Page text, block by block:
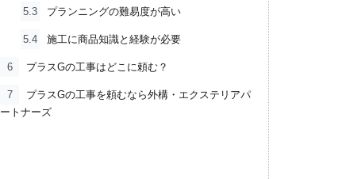
5.3 プランニングの難易度が高い
5.4 施工に商品知識と経験が必要
6 プラスGの工事はどこに頼む？
7
プラスGの工事を頼むなら外構・エクステリアパ
ートナーズ